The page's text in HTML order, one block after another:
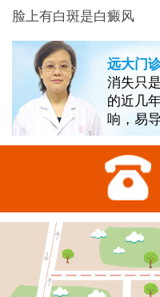
脸上有白斑是白癜风
远大门
消失只
的近几
响，易